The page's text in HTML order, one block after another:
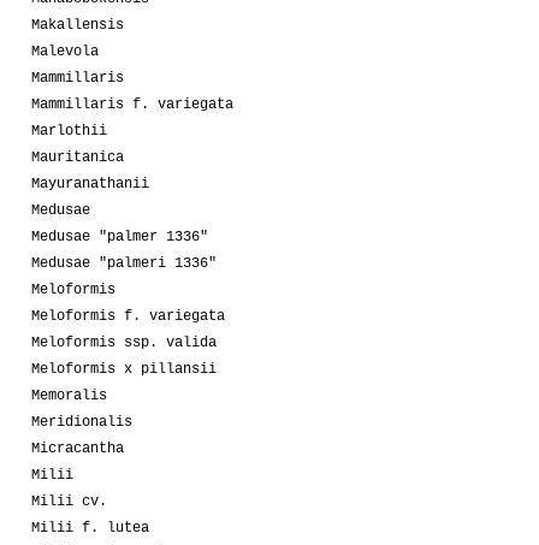
Makallensis
Malevola
Mammillaris
Mammillaris f. variegata
Marlothii
Mauritanica
Mayuranathanii
Medusae
Medusae "palmer 1336"
Medusae "palmeri 1336"
Meloformis
Meloformis f. variegata
Meloformis ssp. valida
Meloformis x pillansii
Memoralis
Meridionalis
Micracantha
Milii
Milii cv.
Milii f. lutea